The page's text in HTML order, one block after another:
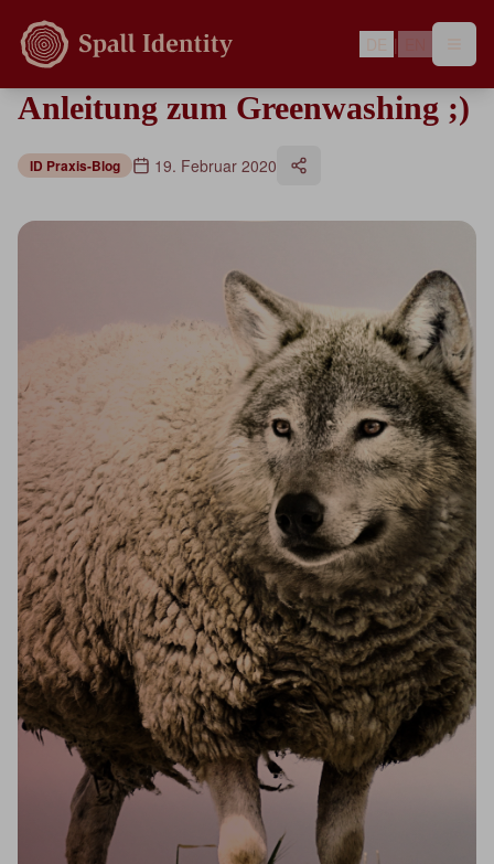
DE |
Anleitung zum Greenwashing ;)
ID Praxis-Blog 19. Februar 2020